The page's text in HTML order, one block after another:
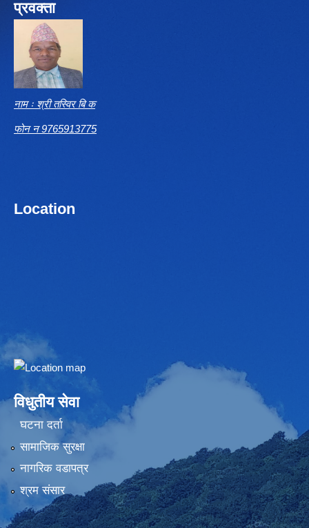
प्रवक्ता
नाम ः श्री तस्विर बि क
फोन न 9765913775
Location
Embed Google Map
विधुतीय सेवा
घटना दर्ता
सामाजिक सुरक्षा
नागरिक वडापत्र
श्रम संसार